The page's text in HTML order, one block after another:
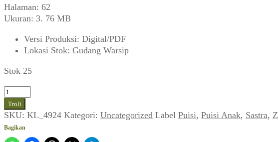
Halaman: 62
Ukuran: 3. 76 MB
Versi Produksi: Digital/PDF
Lokasi Stok: Gudang Warsip
Stok 25
Kuantitas
Kebun
Kita
~
Puisi
Troli
SKU: KL_4924 Kategori: Uncategorized Label Puisi, Puisi Anak, Sastra,
Bagikan